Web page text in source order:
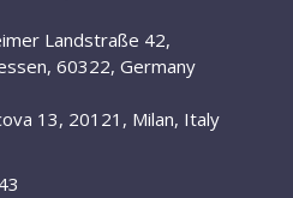
Landstraße 42,
60322, Germany
13, 20121, Milan, Italy